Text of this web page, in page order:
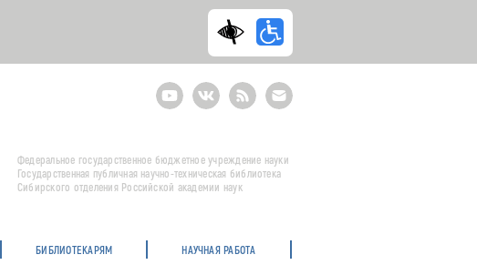
YoutubeВКонтактеRSS
E-
mail
подписка
Федеральное государственное бюджетное учреждение науки
Государственная публичная научно-техническая библиотека
Сибирского отделения Российской академии наук
БИБЛИОТЕКАРЯМ НАУЧНАЯ РАБОТА